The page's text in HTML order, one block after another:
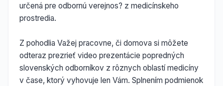
určená pre odbornú verejnos? z medicínskeho
prostredia.
Z pohodlia Važej pracovne, či domova si môžete
odteraz prezrieť video prezentácie popredných
slovenských odborníkov z rôznych oblastí medicíny
v čase, ktorý vyhovuje len Vám. Splnením podmienok